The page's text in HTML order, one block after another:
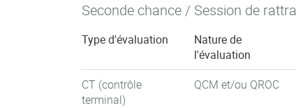
Streptocoques, entérocoques
Bactéries intracellulaires (Bartonella,
Listeria, Francisella).
Autres bactéries à gram négatif
Seconde chance / Session de
Type d'évaluation
Nature de
l'évaluation
CT (contrôle
terminal)
QCM et/ou QROC